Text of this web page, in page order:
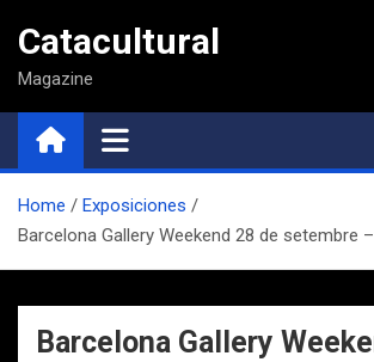
contenido
Catacultural
Magazine
Home
Exposiciones
Barcelona Gallery Weekend 28 de setembre
Barcelona Gallery